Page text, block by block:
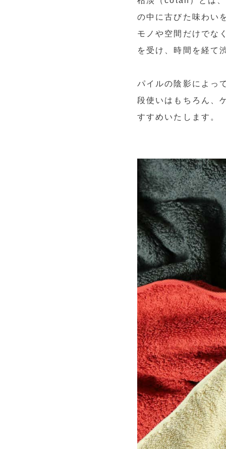
の中に古びた味わい
モノや空間だけでな
を受け、時間を経て
パイルの陰影によっ
段使いはもちろん、
すすめいたします。